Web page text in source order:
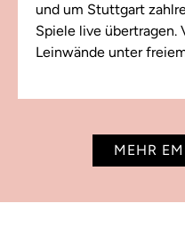
und um Stuttgart
Spiele live übertragen.
Leinwände unter
MEHR